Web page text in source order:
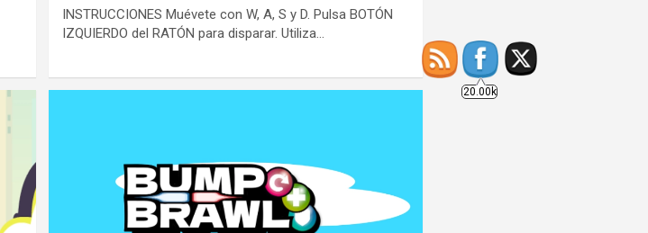
INSTRUCCIONES Muévete con W, A, S y D. Pulsa BOTÓN
IZQUIERDO del RATÓN para disparar. Utiliza…